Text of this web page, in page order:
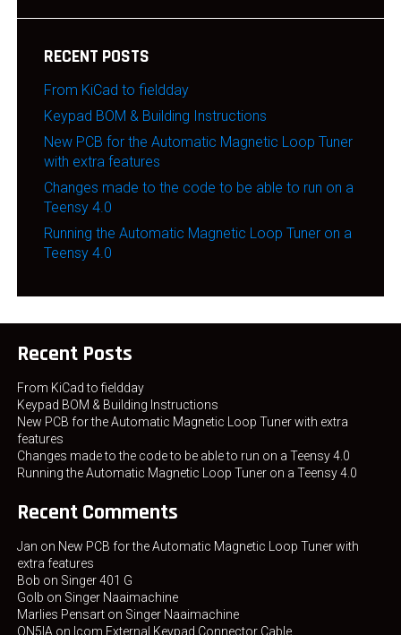
RECENT POSTS
From KiCad to fieldday
Keypad BOM & Building Instructions
New PCB for the Automatic Magnetic Loop Tuner
with extra features
Changes made to the code to be able to run on a
Teensy 4.0
Running the Automatic Magnetic Loop Tuner on a
Teensy 4.0
Recent Posts
From KiCad to fieldday
Keypad BOM & Building Instructions
New PCB for the Automatic Magnetic Loop Tuner with extra
features
Changes made to the code to be able to run on a Teensy 4.0
Running the Automatic Magnetic Loop Tuner on a Teensy 4.0
Recent Comments
Jan on New PCB for the Automatic Magnetic Loop Tuner with
extra features
Bob on Singer 401 G
Golb on Singer Naaimachine
Marlies Pensarton Singer Naaimachine
ON5IA on Icom External Keypad Connector Cable